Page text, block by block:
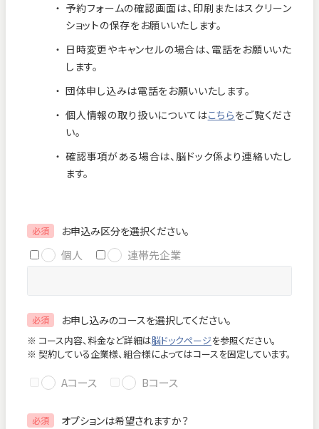
お知らせ
フロアマップ
個人情報保護方針
お電話
Close
予約フォームの確認画面は、印刷またはスクリーン
ショットの保存をお願いいたします。
日時変更やキャンセルの場合は、電話をお願いいた
します。
団体申し込みは電話をお願いいたします。
個人情報の取り扱いについてはこちらをご覧くださ
い。
確認事項がある場合は、脳ドック係より連絡いたし
ます。
必須 お申込み区分を選択ください。
個人 連帯先企業
必須 お申し込みのコースを選択してください。
※ コース内容、料金など詳細は脳ドックページを参照ください。
※ 契約している企業様、組合様によってはコースを固定しています。
Aコース Bコース
必須 オプションは希望されますか？